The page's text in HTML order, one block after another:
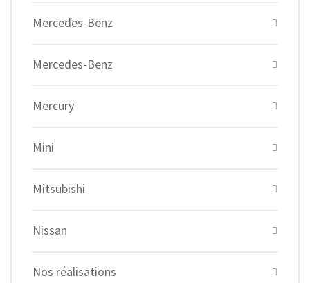
Mercedes-Benz
Mercedes-Benz
Mercury
Mini
Mitsubishi
Nissan
Nos réalisations